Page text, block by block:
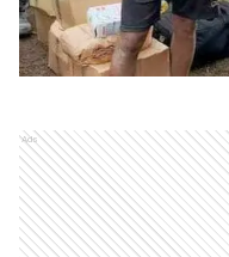
Ads